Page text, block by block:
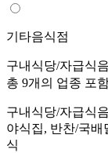
기타음식점
구내식당/자급식
총 9개의 업종 포
구내식당/자급식
야식집, 반찬/국배
식